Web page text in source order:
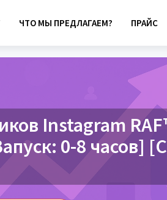
ЧТО МЫ ПРЕДЛАГАЕМ? ПРАЙС
Instagram
0-8 часов]